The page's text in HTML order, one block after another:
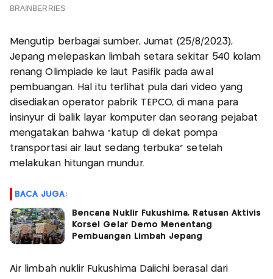
Mengutip berbagai sumber, Jumat (25/8/2023),
Jepang melepaskan limbah setara sekitar 540 kolam
renang Olimpiade ke laut Pasifik pada awal
pembuangan. Hal itu terlihat pula dari video yang
disediakan operator pabrik TEPCO, di mana para
insinyur di balik layar komputer dan seorang pejabat
mengatakan bahwa "katup di dekat pompa
transportasi air laut sedang terbuka" setelah
melakukan hitungan mundur.
BACA JUGA:
Bencana Nuklir Fukushima, Ratusan Aktivis
Korsel Gelar Demo Menentang
Pembuangan Limbah Jepang
Air limbah nuklir Fukushima Daiichi berasal dari